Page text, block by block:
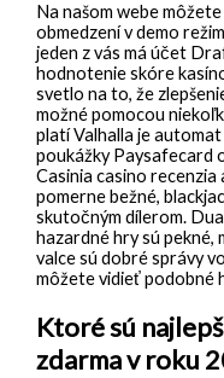
Na našom webe
obmedzení v demo
jeden z vás má účet
hodnotenie skóre
svetlo na to, že
možné pomocou
platí Valhalla je
poukážky Paysafecard
Casinia casino
pomerne bežné,
skutočným dílerom.
hazardné hry sú pekné,
valce sú dobré správy
môžete vidieť podobné
Ktoré sú
zdarma v roku